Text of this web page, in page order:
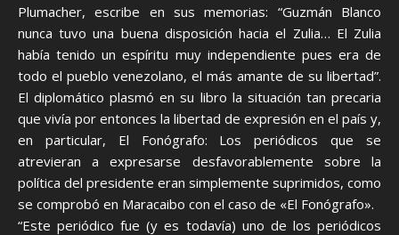
Plumacher, escribe en sus memorias: “Guzmán Blanco
nunca tuvo una buena disposición hacia el Zulia… El Zulia
había tenido un espíritu muy independiente pues era de
todo el pueblo venezolano, el más amante de su libertad”.
El diplomático plasmó en su libro la situación tan precaria
que vivía por entonces la libertad de expresión en el país y,
en particular, El Fonógrafo: Los periódicos que se
atrevieran a expresarse desfavorablemente sobre la
política del presidente eran simplemente suprimidos, como
se comprobó en Maracaibo con el caso de «El Fonógrafo».
“Este periódico fue (y es todavía) uno de los periódicos